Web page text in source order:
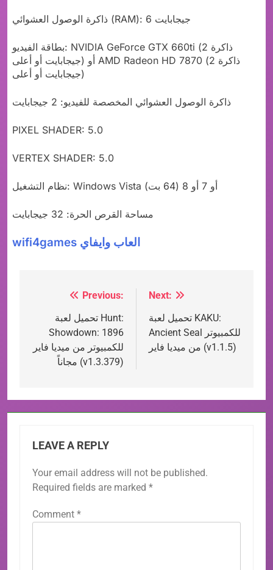
ذاكرة الوصول العشوائي (RAM): 6 جيجابايت
بطاقة الفيديو: NVIDIA GeForce GTX 660ti (ذاكرة 2
جيجابايت أو أعلى) أو AMD Radeon HD 7870 (ذاكرة 2
جيجابايت أو أعلى)
ذاكرة الوصول العشوائي المخصصة للفيديو: 2 جيجابايت
PIXEL SHADER: 5.0
VERTEX SHADER: 5.0
نظام التشغيل: Windows Vista أو 7 أو 8 (64 بت)
مساحة القرص الحرة: 32 جيجابايت
wifi4games العاب وايفاي
navigation
Previous:
تحميل لعبة Hunt:
Showdown: 1896
للكمبيوتر من ميديا فاير
مجاناً (v1.3.379)
Next:
تحميل لعبة KAKU:
Ancient Seal للكمبيوتر
من ميديا فاير (v1.1.5)
LEAVE A REPLY
Your email address will not be published.
Required fields are marked *
Comment *